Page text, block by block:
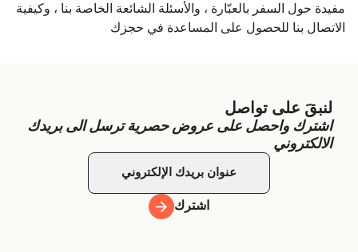
مفيدة حول السفر بالعبّارة ، والأسئلة الشائعة الخاصة بنا ، وكيفية
الاتصال بنا للحصول على المساعدة في حجزك
لنبقَ على تواصل
اشترك واحصل على عروض حصرية ترسل الى بريدك
الالكتروني
اشترك